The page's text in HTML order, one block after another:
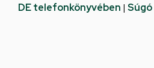
DE telefonkönyvében | Súgó